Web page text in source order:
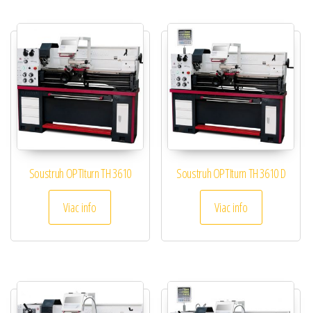
Soustruh OPTIturn TH 3610
Viac info
Soustruh OPTIturn TH 3610 D
Viac info